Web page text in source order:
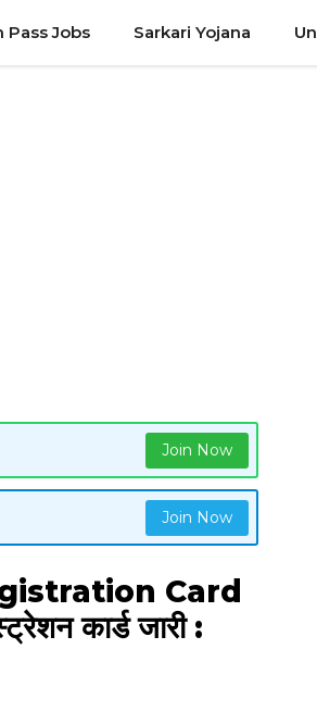
Pass Jobs Sarkari Yojana
Join Now
Join Now
Card
कार्ड जारी :